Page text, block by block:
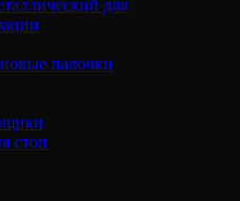
для
палочки
стоп